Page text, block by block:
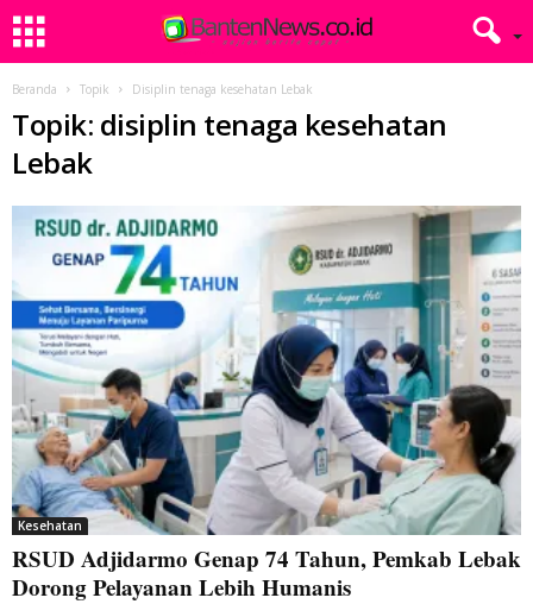
Beranda Topik Disiplin tenaga kesehatan Lebak
Topik: disiplin tenaga kesehatan
Lebak
Kesehatan
RSUD Adjidarmo Genap 74 Tahun, Pemkab Lebak
Dorong Pelayanan Lebih Humanis